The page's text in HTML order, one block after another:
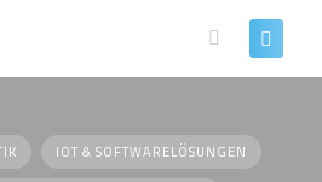
IOT & SOFTWARELÖSUNGEN